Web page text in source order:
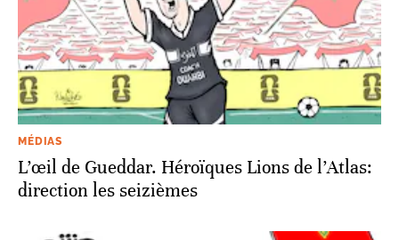
MÉDIAS
L’œil de Gueddar. Héroïques Lions de l’Atlas:
direction les seizièmes